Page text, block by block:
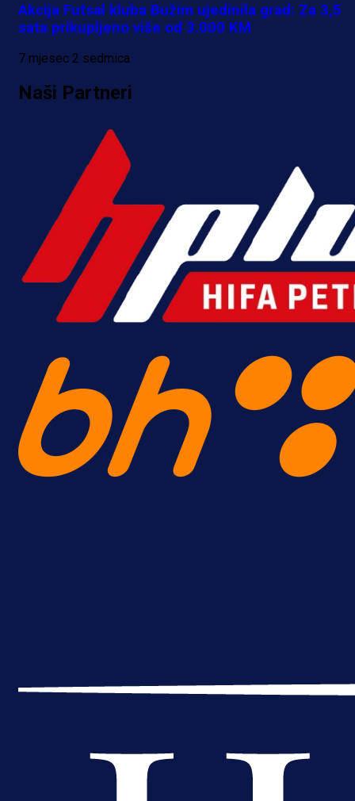
Premijer liga BiH
Bez pobjednika u Mostaru:
Sarajevo kiksalo na startu
prvenstva!
18 h 21 min
Akcija Futsal kluba Bužim ujedinila grad: Za 3,5
sata prikupljeno više od 3.000 KM
7 mjesec 2 sedmica
Naši Partneri